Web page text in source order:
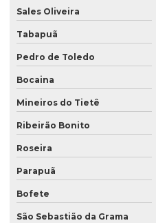
Sales Oliveira
Tabapuã
Pedro de Toledo
Bocaina
Mineiros do Tietê
Ribeirão Bonito
Roseira
Parapuã
Bofete
São Sebastião da Grama